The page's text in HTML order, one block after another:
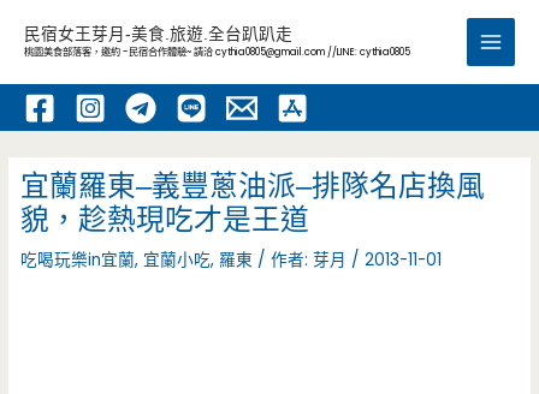
內
民宿女王芽月-美食.旅遊.全台趴趴走
桃園美食部落客，邀約 -民宿合作體驗~ 請洽cythia0805@gmail.com //LINE: cythia0805
Main
宜蘭羅東–義豐蔥油派–排隊名店換風
貌，趁熱現吃才是王道
吃喝玩樂in宜蘭, 宜蘭小吃, 羅東 / 作者:芽月 /2013-11-01